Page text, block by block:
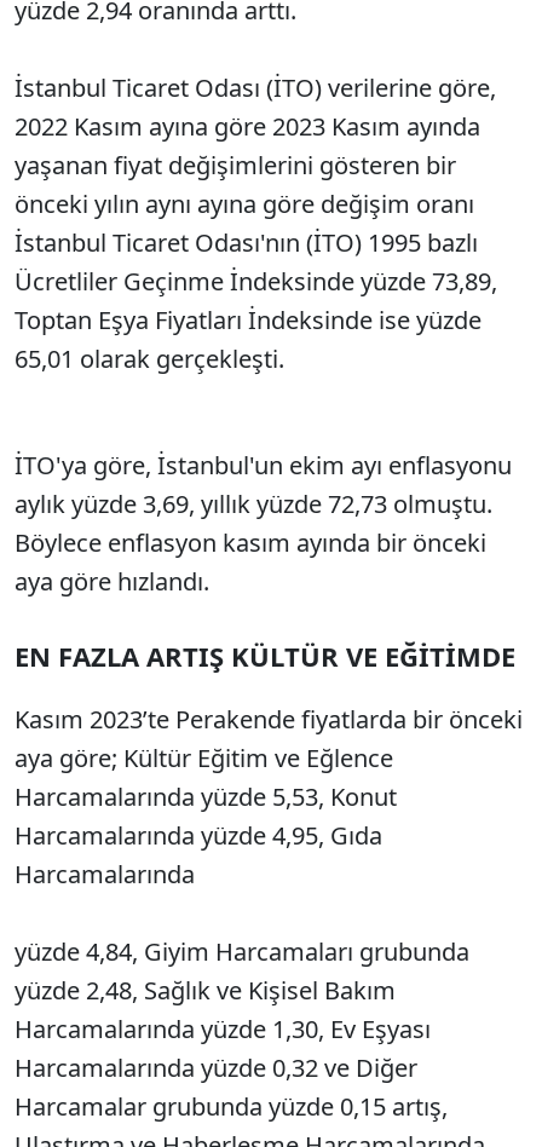
yüzde 2,94 oranında arttı.
İstanbul Ticaret Odası (İTO) verilerine göre,
2022 Kasım ayına göre 2023 Kasım ayında
yaşanan fiyat değişimlerini gösteren bir
önceki yılın aynı ayına göre değişim oranı
İstanbul Ticaret Odası'nın (İTO) 1995 bazlı
Ücretliler Geçinme İndeksinde yüzde 73,89,
Toptan Eşya Fiyatları İndeksinde ise yüzde
65,01 olarak gerçekleşti.
İTO'ya göre, İstanbul'un ekim ayı enflasyonu
aylık yüzde 3,69, yıllık yüzde 72,73 olmuştu.
Böylece enflasyon kasım ayında bir önceki
aya göre hızlandı.
EN FAZLA ARTIŞ KÜLTÜR VE EĞİTİMDE
Kasım 2023’te Perakende fiyatlarda bir önceki
aya göre; Kültür Eğitim ve Eğlence
Harcamalarında yüzde 5,53, Konut
Harcamalarında yüzde 4,95, Gıda
Harcamalarında
yüzde 4,84, Giyim Harcamaları grubunda
yüzde 2,48, Sağlık ve Kişisel Bakım
Harcamalarında yüzde 1,30, Ev Eşyası
Harcamalarında yüzde 0,32 ve Diğer
Harcamalar grubunda yüzde 0,15 artış,